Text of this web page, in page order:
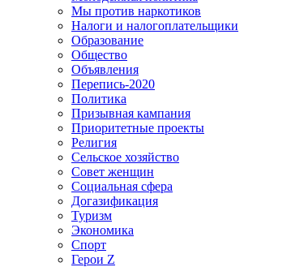
Мы против наркотиков
Налоги и налогоплательщики
Образование
Общество
Объявления
Перепись-2020
Политика
Призывная кампания
Приоритетные проекты
Религия
Сельское хозяйство
Совет женщин
Социальная сфера
Догазификация
Туризм
Экономика
Спорт
Герои Z